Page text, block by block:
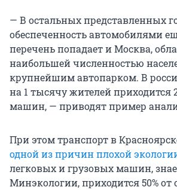
— В остальных представленных
обеспеченность автомобилями
перечень попадает и Москва,
наибольшей численностью
крупнейшим автопарком. В
на 1 тысячу жителей приходится
машин, — приводят пример
При этом транспорт в
одной из причин плохой
легковых и грузовых машин,
Минэкологии, приходится 50% от